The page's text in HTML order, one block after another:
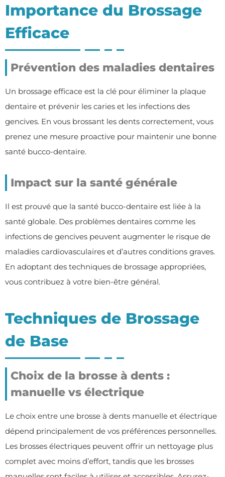
Importance du Brossage
Efficace
Prévention des maladies dentaires
Un brossage efficace est la clé pour éliminer la plaque
dentaire et prévenir les caries et les infections des
gencives. En vous brossant les dents correctement, vous
prenez une mesure proactive pour maintenir une bonne
santé bucco-dentaire.
Impact sur la santé générale
Il est prouvé que la santé bucco-dentaire est liée à la
santé globale. Des problèmes dentaires comme les
infections de gencives peuvent augmenter le risque de
maladies cardiovasculaires et d’autres conditions graves.
En adoptant des techniques de brossage appropriées,
vous contribuez à votre bien-être général.
Techniques de Brossage
de Base
Choix de la brosse à dents :
manuelle vs électrique
Le choix entre une brosse à dents manuelle et électrique
dépend principalement de vos préférences personnelles.
Les brosses électriques peuvent offrir un nettoyage plus
complet avec moins d’effort, tandis que les brosses